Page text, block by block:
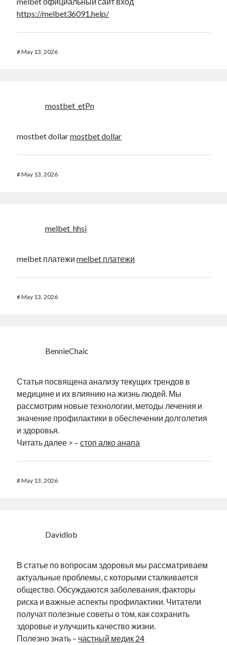
https://melbet36091.help/
#May 13, 2026
mostbet_etPn
mostbet dollarmostbet dollar
#May 13, 2026
melbet_hhsi
melbet платежиmelbet платежи
#May 13, 2026
BennieChaic
Статья посвящена анализу текущих трендов в
медицине и их влиянию на жизнь людей. Мы
рассмотрим новые технологии, методы лечения и
значение профилактики в обеспечении долголетия
и здоровья.
Читать далее > –стоп алко анапа
#May 13, 2026
Davidlob
В статье по вопросам здоровья мы рассматриваем
актуальные проблемы, с которыми сталкивается
общество. Обсуждаются заболевания, факторы
риска и важные аспекты профилактики. Читатели
получат полезные советы о том, как сохранить
здоровье и улучшить качество жизни.
Полезно знать – частный медик 24